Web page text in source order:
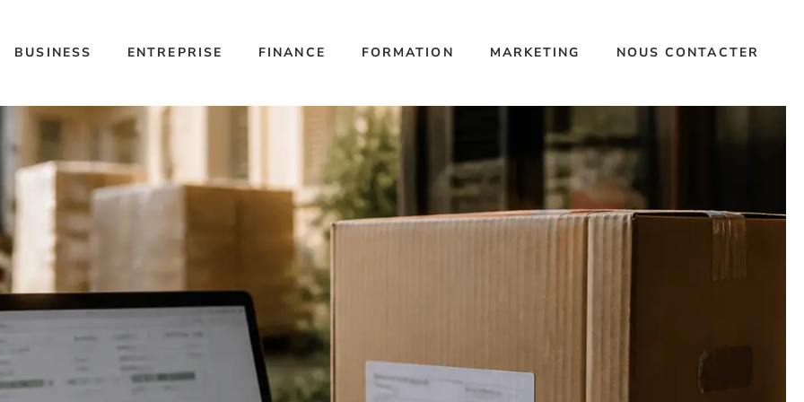
BUSINESS ENTREPRISE FINANCE FORMATION MARKETING NOUS CONTACTER